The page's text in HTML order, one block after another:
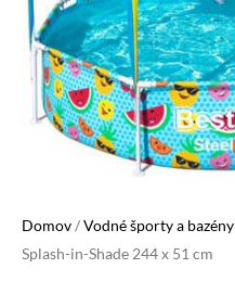
Domov/Vodné športy a bazény
Splash-in-Shade 244 x 51 cm